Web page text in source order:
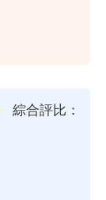
綜合評比：